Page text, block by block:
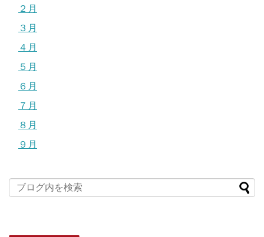
２月
３月
４月
５月
６月
７月
８月
９月